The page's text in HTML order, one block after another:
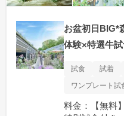
お盆初日BIG*
体験×特選牛
試食 試着
ワンプレート試
料金：【無料